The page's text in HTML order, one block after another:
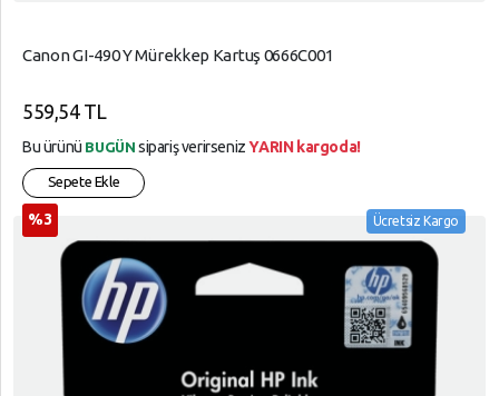
Canon GI-490 Y Mürekkep Kartuş 0666C001
559,54 TL
Bu ürünü BUGÜN sipariş verirsenizYARIN kargoda!
Sepete Ekle
Ücretsiz Kargo
%3